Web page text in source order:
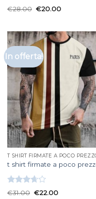
Valutato
€28.00 €20.00
In offerta!
T SHIRT FIRMATE A POCO
t shirt firmate a poco
Valutato
€31.00 €22.00